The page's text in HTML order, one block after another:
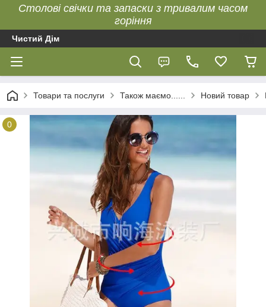
Столові свічки та запаски з тривалим часом
горіння
Чистий Дім
Товари та послуги Також маємо...... Новий товар
0